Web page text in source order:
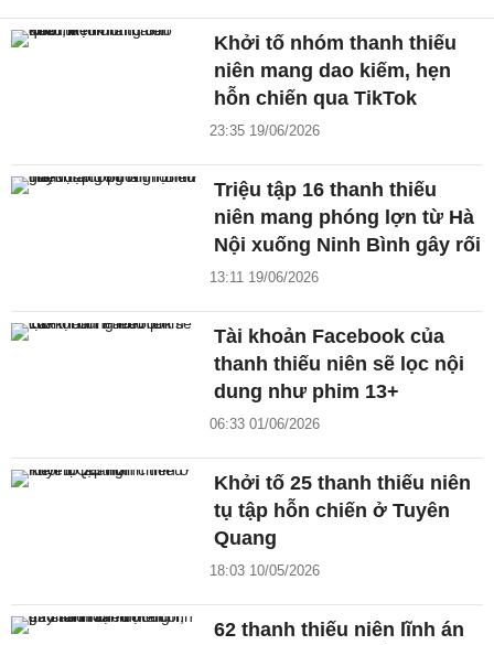
Khởi tố nhóm thanh thiếu
niên mang dao kiếm, hẹn
hỗn chiến qua TikTok
23:35 19/06/2026
Triệu tập 16 thanh thiếu
niên mang phóng lợn từ Hà
Nội xuống Ninh Bình gây rối
13:11 19/06/2026
Tài khoản Facebook của
thanh thiếu niên sẽ lọc nội
dung như phim 13+
06:33 01/06/2026
Khởi tố 25 thanh thiếu niên
tụ tập hỗn chiến ở Tuyên
Quang
18:03 10/05/2026
62 thanh thiếu niên lĩnh án